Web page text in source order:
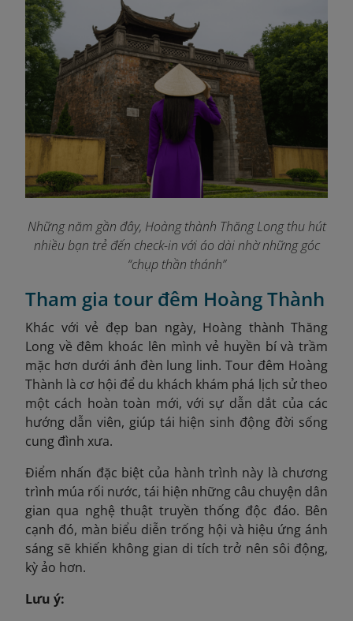
Những năm gần đây, Hoàng thành Thăng Long thu hút
nhiều bạn trẻ đến check-in với áo dài nhờ những góc
“chụp thần thánh”
Tham gia tour đêm Hoàng Thành
Khác với vẻ đẹp ban ngày, Hoàng thành Thăng
Long về đêm khoác lên mình vẻ huyền bí và trầm
mặc hơn dưới ánh đèn lung linh. Tour đêm Hoàng
Thành là cơ hội để du khách khám phá lịch sử theo
một cách hoàn toàn mới, với sự dẫn dắt của các
hướng dẫn viên, giúp tái hiện sinh động đời sống
cung đình xưa.
Điểm nhấn đặc biệt của hành trình này là chương
trình múa rối nước, tái hiện những câu chuyện dân
gian qua nghệ thuật truyền thống độc đáo. Bên
cạnh đó, màn biểu diễn trống hội và hiệu ứng ánh
sáng sẽ khiến không gian di tích trở nên sôi động,
kỳ ảo hơn.
Lưu ý: